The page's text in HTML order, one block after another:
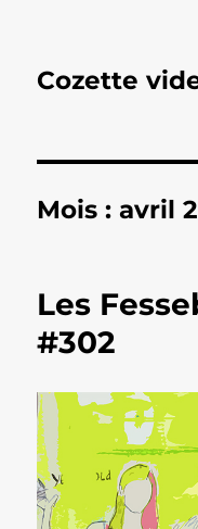
Cozette
Mois :avril
Les
#302